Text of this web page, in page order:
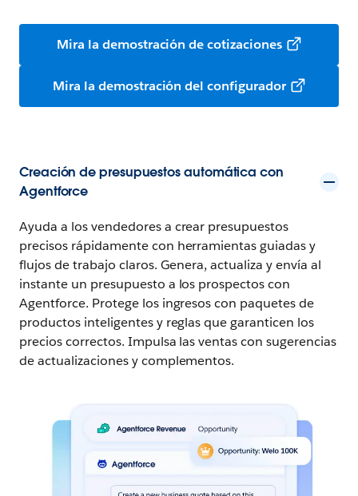
Mira la demostración de cotizaciones
Mira la demostración del configurador
Creación de presupuestos automática con
Agentforce
Ayuda a los vendedores a crear presupuestos
precisos rápidamente con herramientas guiadas y
flujos de trabajo claros. Genera, actualiza y envía al
instante un presupuesto a los prospectos con
Agentforce. Protege los ingresos con paquetes de
productos inteligentes y reglas que garanticen los
precios correctos. Impulsa las ventas con sugerencias
de actualizaciones y complementos.